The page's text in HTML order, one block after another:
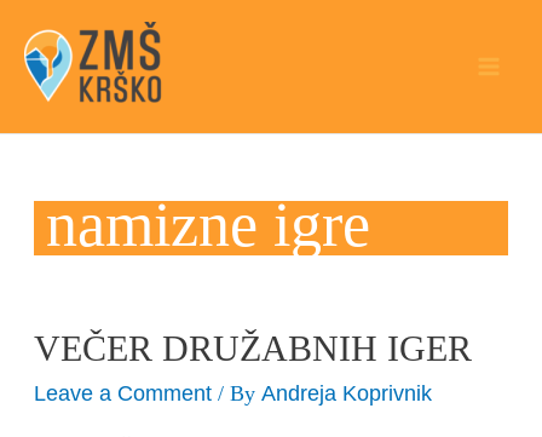
content
namizne igre
VEČER DRUŽABNIH IGER
Leave a Comment / ByAndreja Koprivnik
VEČER